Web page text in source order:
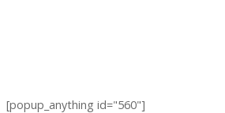
[popup_anything id="560"]